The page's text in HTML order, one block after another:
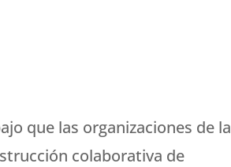
que las organizaciones de la
colaborativa de